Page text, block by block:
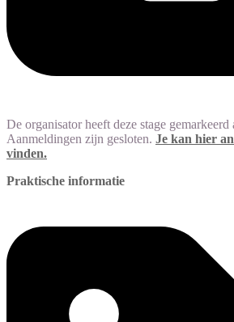
De organisator heeft deze stage gemarkeerd
Aanmeldingen zijn gesloten. Je kan hier
vinden.
Praktische informatie